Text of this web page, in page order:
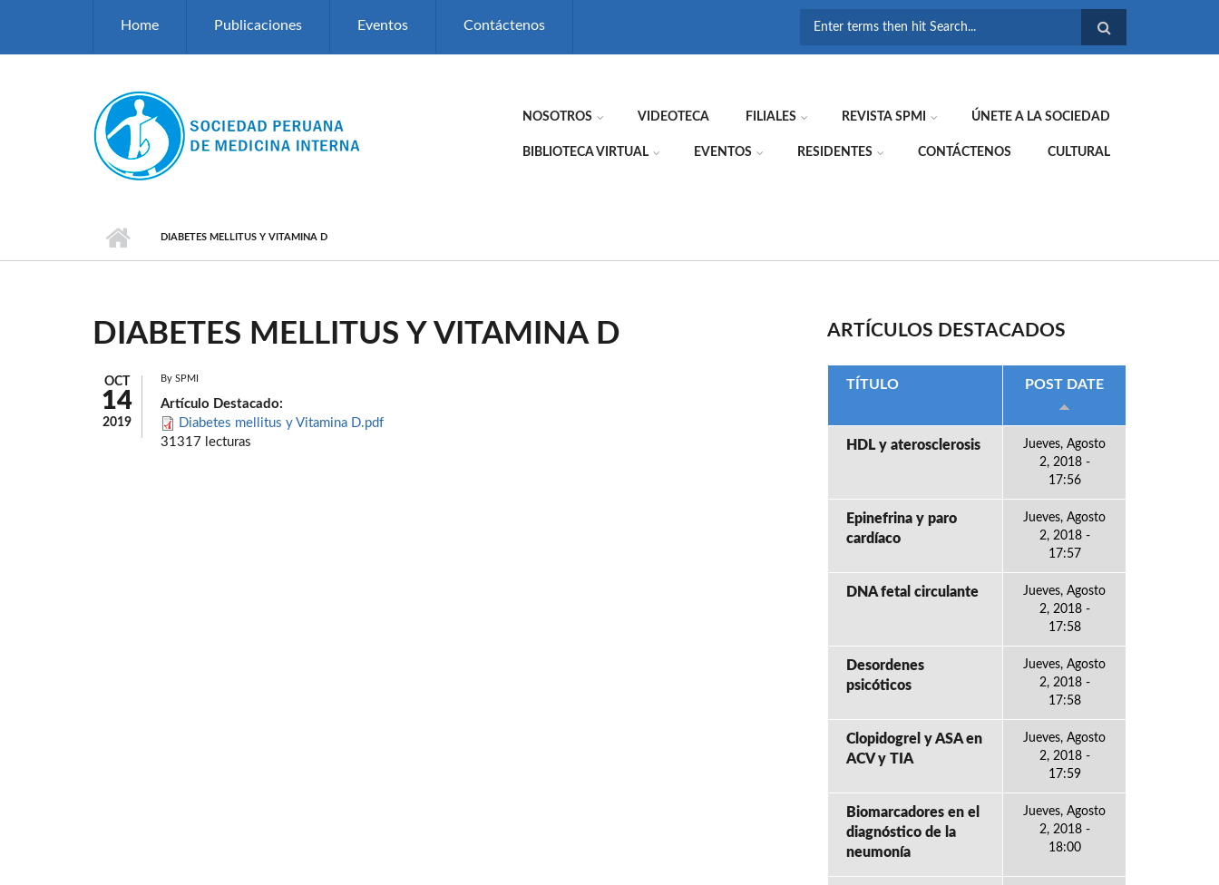
Home Publicaciones Eventos Contáctenos
NOSOTROS VIDEOTECA FILIALES REVISTA SPMI ÚNETE A LA SOCIEDAD
BIBLIOTECA VIRTUAL EVENTOS RESIDENTES CONTÁCTENOS CULTURAL
DIABETES MELLITUS Y VITAMINA D
DIABETES MELLITUS Y VITAMINA D
OCT
14
2019
By SPMI
Artículo Destacado:
Diabetes mellitus y Vitamina D.pdf
31317 lecturas
ARTÍCULOS DESTACADOS
TÍTULO POST DATE
HDL y aterosclerosis
Jueves, Agosto
2, 2018 -
17:56
Epinefrina y paro
cardíaco
Jueves, Agosto
2, 2018 -
17:57
DNA fetal circulante
Jueves, Agosto
2, 2018 -
17:58
Desordenes
psicóticos
Jueves, Agosto
2, 2018 -
17:58
Clopidogrel y ASA en
ACV y TIA
Jueves, Agosto
2, 2018 -
17:59
Biomarcadores en el
diagnóstico de la
neumonía
Jueves, Agosto
2, 2018 -
18:00